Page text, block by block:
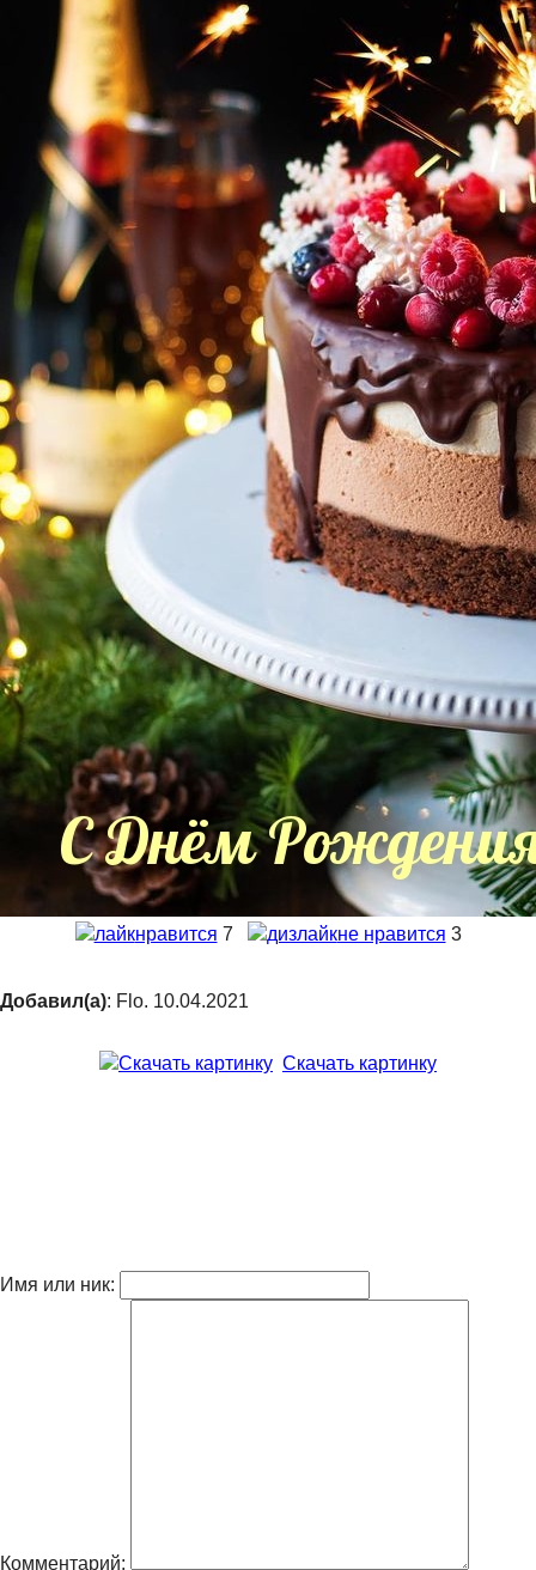
нравится 7 не нравится 3
Добавил(а): Flo. 10.04.2021
Скачать картинку
Имя или ник:
Комментарий: